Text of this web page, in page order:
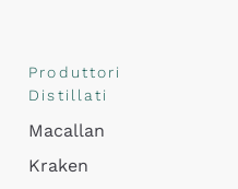
Produttori
Distillati
Macallan
Kraken